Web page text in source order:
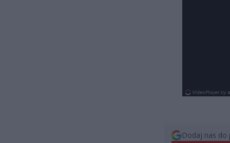
Dodaj nas do